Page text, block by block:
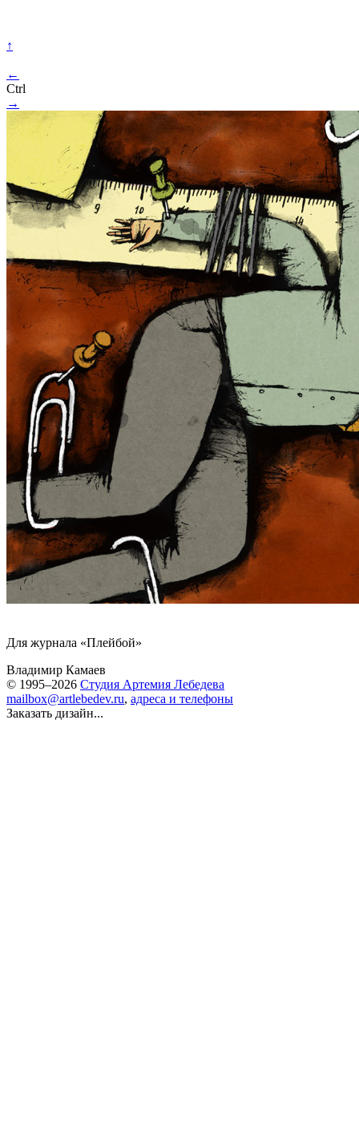
↑
←
Ctrl
→
Для журнала «Плейбой»
Владимир Камаев
© 1995–2026 Студия Артемия Лебедева
mailbox@artlebedev.ru, адреса и телефоны
Заказать дизайн...